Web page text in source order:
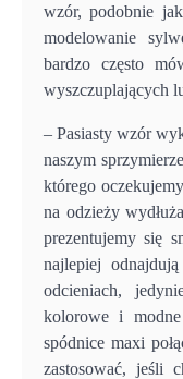
wzór, podobnie
modelowanie
bardzo często
wyszczuplających
– Pasiasty wzór
naszym
którego
na odzieży
prezentujemy się
najlepiej
odcieniach,
kolorowe i
spódnice maxi
zastosować, jeśli